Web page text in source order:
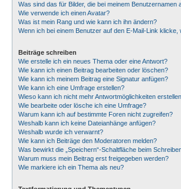
Was sind das für Bilder, die bei meinem Benutzernamen
Wie verwende ich einen Avatar?
Was ist mein Rang und wie kann ich ihn ändern?
Wenn ich bei einem Benutzer auf den E-Mail-Link
Beiträge schreiben
Wie erstelle ich ein neues Thema oder eine Antwort?
Wie kann ich einen Beitrag bearbeiten oder löschen?
Wie kann ich meinem Beitrag eine Signatur anfügen?
Wie kann ich eine Umfrage erstellen?
Wieso kann ich nicht mehr Antwortmöglichkeiten
Wie bearbeite oder lösche ich eine Umfrage?
Warum kann ich auf bestimmte Foren nicht zugreifen?
Weshalb kann ich keine Dateianhänge anfügen?
Weshalb wurde ich verwarnt?
Wie kann ich Beiträge den Moderatoren melden?
Was bewirkt die „Speichern“-Schaltfläche beim
Warum muss mein Beitrag erst freigegeben werden?
Wie markiere ich ein Thema als neu?